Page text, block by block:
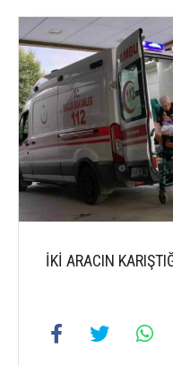
İKİ ARACIN